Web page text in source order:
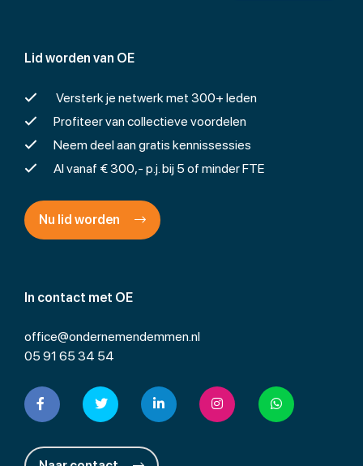
In contact met OE
office@ondernemendemmen.nl
05 91 65 34 54
Lid worden van OE
Versterk je netwerk met 300+ leden
Profiteer van collectieve voordelen
Neem deel aan gratis kennissessies
Al vanaf € 300,- p.j. bij 5 of minder FTE
Nu lid worden